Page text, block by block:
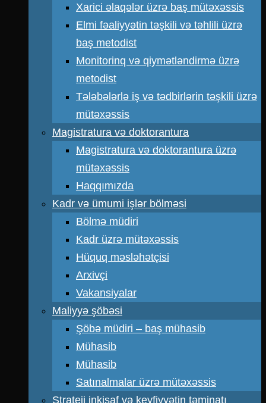
Xarici əlaqələr üzrə baş mütəxəssis
Elmi fəaliyyətin təşkili və təhlili üzrə
baş metodist
Monitorinq və qiymətləndirmə üzrə
metodist
Tələbələrlə iş və tədbirlərin təşkili üzrə
mütəxəssis
Magistratura və doktorantura
Magistratura və doktorantura üzrə
mütəxəssis
Haqqımızda
Kadr və ümumi işlər bölməsi
Bölmə müdiri
Kadr üzrə mütəxəssis
Hüquq məsləhətçisi
Arxivçi
Vakansiyalar
Maliyyə şöbəsi
Şöbə müdiri – baş mühasib
Mühasib
Mühasib
Satınalmalar üzrə mütəxəssis
Strateji inkişaf və keyfiyyətin təminatı